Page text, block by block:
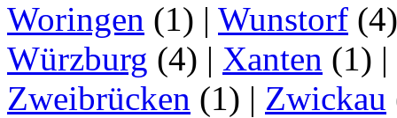
Woringen (1) | Wunstorf
Würzburg (4) | Xanten (1) |
Zweibrücken (1) | Zwickau